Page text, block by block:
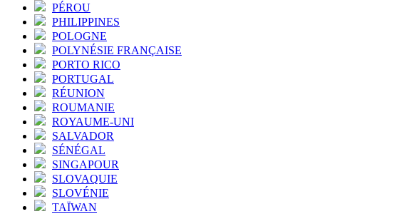
PÉROU
PHILIPPINES
POLOGNE
POLYNÉSIE FRANÇAISE
PORTO RICO
PORTUGAL
RÉUNION
ROUMANIE
ROYAUME-UNI
SALVADOR
SÉNÉGAL
SINGAPOUR
SLOVAQUIE
SLOVÉNIE
TAÏWAN